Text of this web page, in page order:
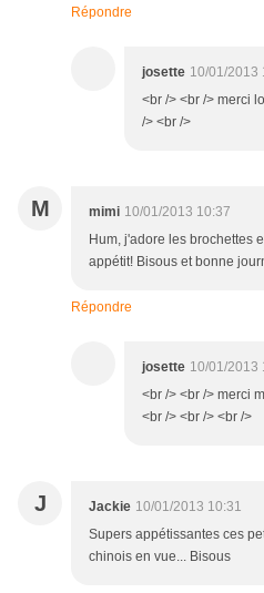
Répondre
josette 10/01/2013
<br /> <br /> merci
/> <br />
M mimi 10/01/2013 10:37
Hum, j'adore les brochettes
appétit! Bisous et bonne
Répondre
josette 10/01/2013
<br /> <br /> merci
<br /> <br /> <br />
J Jackie 10/01/2013 10:31
Supers appétissantes ces
chinois en vue... Bisous